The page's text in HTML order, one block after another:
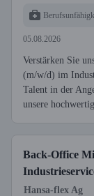
05.08.2026
Verstärken Sie
(m/w/d) im
Talent in der
unsere
Back-Office
Hansa-flex Ag